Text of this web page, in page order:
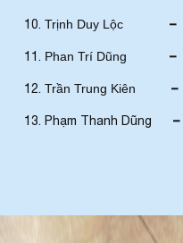
Trịnh Duy Lộc –
Phan Trí Dũng –
Trần Trung Kiên –
Phạm Thanh Dũng –